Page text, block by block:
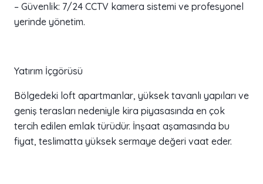
– Güvenlik: 7/24 CCTV kamera sistemi ve profesyonel
yerinde yönetim.
Yatırım İçgörüsü
Bölgedeki loft apartmanlar, yüksek tavanlı yapıları ve
geniş terasları nedeniyle kira piyasasında en çok
tercih edilen emlak türüdür. İnşaat aşamasında bu
fiyat, teslimatta yüksek sermaye değeri vaat eder.